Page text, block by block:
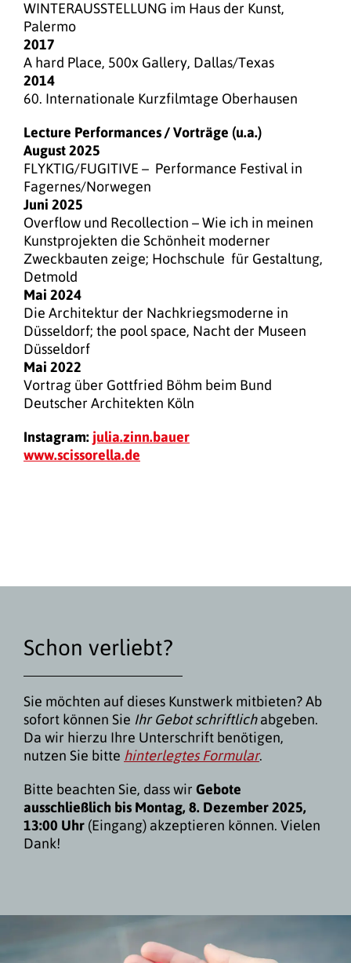
WINTERAUSSTELLUNG im Haus der Kunst,
Palermo
2017
A hard Place, 500x Gallery, Dallas/Texas
2014
60. Internationale Kurzfilmtage Oberhausen
Lecture Performances / Vorträge (u.a.)
August 2025
FLYKTIG/FUGITIVE – Performance Festival in
Fagernes/Norwegen
Juni 2025
Overflow und Recollection – Wie ich in meinen
Kunstprojekten die Schönheit moderner
Zweckbauten zeige; Hochschule für Gestaltung,
Detmold
Mai 2024
Die Architektur der Nachkriegsmoderne in
Düsseldorf; the pool space, Nacht der Museen
Düsseldorf
Mai 2022
Vortrag über Gottfried Böhm beim Bund
Deutscher Architekten Köln
Instagram: julia.zinn.bauer
www.scissorella.de
Schon verliebt?
Sie möchten auf dieses Kunstwerk mitbieten? Ab
sofort können Sie Ihr Gebot schriftlichabgeben.
Da wir hierzu Ihre Unterschrift benötigen,
nutzen Sie bitte hinterlegtes Formular.
Bitte beachten Sie, dass wir Gebote
ausschließlich bis Montag, 8. Dezember 2025,
13:00 Uhr (Eingang) akzeptieren können. Vielen
Dank!